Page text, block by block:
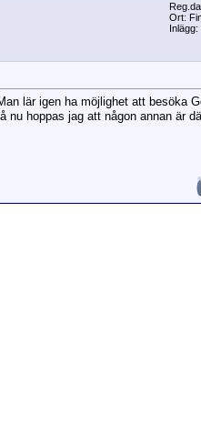
Ort:
Inlägg:
lär igen ha möjlighet att besöka
nu hoppas jag att någon annan är